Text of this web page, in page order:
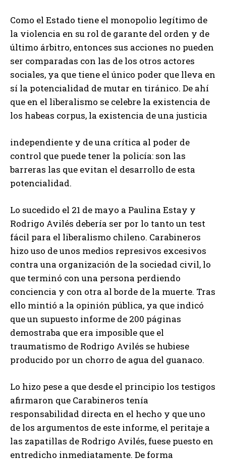
Como el Estado tiene el monopolio legítimo de
la violencia en su rol de garante del orden y de
último árbitro, entonces sus acciones no pueden
ser comparadas con las de los otros actores
sociales, ya que tiene el único poder que lleva en
sí la potencialidad de mutar en tiránico. De ahí
que en el liberalismo se celebre la existencia de
los habeas corpus, la existencia de una justicia
independiente y de una crítica al poder de
control que puede tener la policía: son las
barreras las que evitan el desarrollo de esta
potencialidad.
Lo sucedido el 21 de mayo a Paulina Estay y
Rodrigo Avilés debería ser por lo tanto un test
fácil para el liberalismo chileno. Carabineros
hizo uso de unos medios represivos excesivos
contra una organización de la sociedad civil, lo
que terminó con una persona perdiendo
conciencia y con otra al borde de la muerte. Tras
ello mintió a la opinión pública, ya que indicó
que un supuesto informe de 200 páginas
demostraba que era imposible que el
traumatismo de Rodrigo Avilés se hubiese
producido por un chorro de agua del guanaco.
Lo hizo pese a que desde el principio los testigos
afirmaron que Carabineros tenía
responsabilidad directa en el hecho y que uno
de los argumentos de este informe, el peritaje a
las zapatillas de Rodrigo Avilés, fuese puesto en
entredicho inmediatamente. De forma